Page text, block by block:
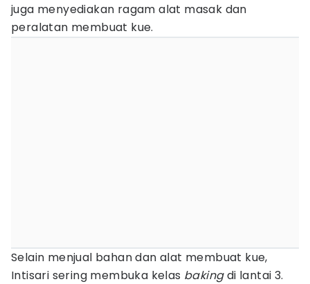
juga menyediakan ragam alat masak dan
peralatan membuat kue.
Selain menjual bahan dan alat membuat kue,
Intisari sering membuka kelas bakingdi lantai 3.